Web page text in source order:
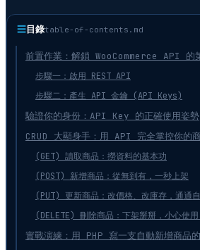
☰目錄table-of-contents.md
前置作業：解鎖 WooCommerce API 的
步驟一：啟用 REST API
步驟二：產生 API 金鑰 (API Keys)
驗證你的身份：API Key 的正確使用姿勢
CRUD 大顯身手：用 API 完全掌控你的
(GET) 讀取商品：撈資料的基本功
(POST) 新增商品：從無到有，一秒上架
(PUT) 更新商品：改價格、改庫存，通通
(DELETE) 刪除商品：下架掰掰，小心使用
實戰演練：用 PHP 寫一支自動新增商品